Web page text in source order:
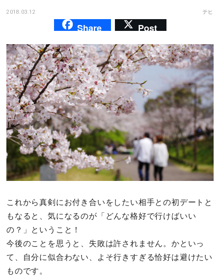
マッチングアプリ
あるある
その他
ドキドキ
仕事とキャリア
特集
ファッション・美容
グルメ
趣味・旅行
2018.03.12 テヒ
Share Post
これから真剣にお付き合いをしたい相手との初デートと
もなると、気になるのが「どんな格好で行けばいい
の？」ということ！
今後のことを思うと、失敗は許されません。かといっ
て、自分に似合わない、よそ行きすぎる恰好は避けたい
ものです。